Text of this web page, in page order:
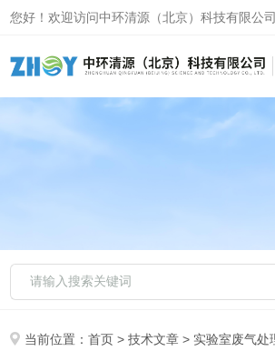
您好！欢迎访问中环清源（北京）科技有限公
当前位置：首页 >技术文章 > 实验室废气处